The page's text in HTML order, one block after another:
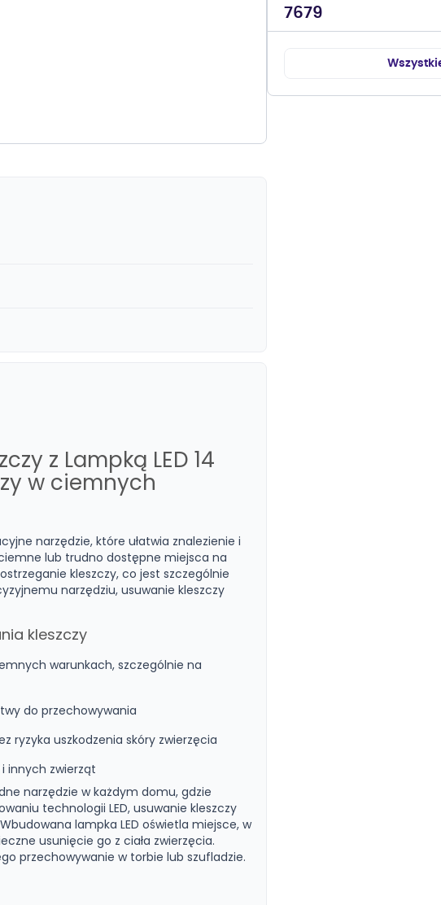
7679
z Lampką LED 14
w ciemnych
narzędzie, które ułatwia znalezienie i
lub trudno dostępne miejsca na
kleszczy, co jest szczególnie
narzędziu, usuwanie kleszczy
kleszczy
warunkach, szczególnie na
do przechowywania
ryzyka uszkodzenia skóry zwierzęcia
innych zwierząt
narzędzie w każdym domu, gdzie
technologii LED, usuwanie kleszczy
lampka LED oświetla miejsce, w
usunięcie go z ciała zwierzęcia.
przechowywanie w torbie lub szufladzie.